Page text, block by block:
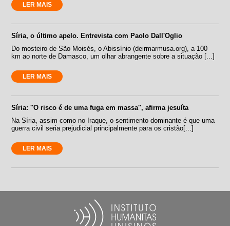
LER MAIS
Síria, o último apelo. Entrevista com Paolo Dall'Oglio
Do mosteiro de São Moisés, o Abissínio (deirmarmusa.org), a 100
km ao norte de Damasco, um olhar abrangente sobre a situação [...]
LER MAIS
Síria: ''O risco é de uma fuga em massa'', afirma jesuíta
Na Síria, assim como no Iraque, o sentimento dominante é que uma
guerra civil seria prejudicial principalmente para os cristão[...]
LER MAIS